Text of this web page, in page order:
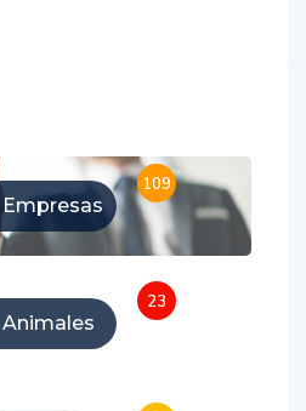
Empresas
109
Animales
23